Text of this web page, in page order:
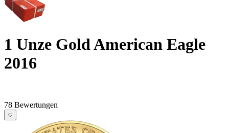
1 Unze Gold American Eagle
2016
78 Bewertungen